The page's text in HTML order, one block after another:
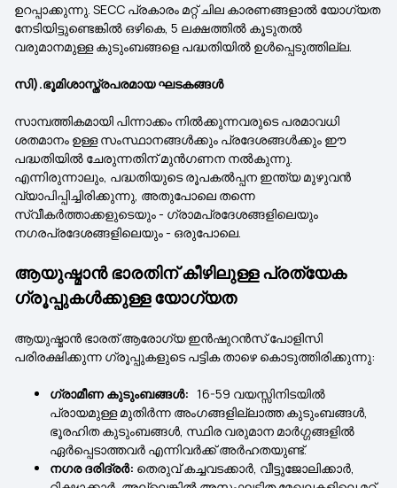
ഉറപ്പാക്കുന്നു. SECC പ്രകാരം മറ്റ് ചില കാരണങ്ങളാൽ യോഗ്യത
നേടിയിട്ടുണ്ടെങ്കിൽ ഒഴികെ, 5 ലക്ഷത്തിൽ കൂടുതൽ
വരുമാനമുള്ള കുടുംബങ്ങളെ പദ്ധതിയിൽ ഉൾപ്പെടുത്തില്ല.
സി).ഭൂമിശാസ്ത്രപരമായ ഘടകങ്ങൾ
സാമ്പത്തികമായി പിന്നാക്കം നിൽക്കുന്നവരുടെ പരമാവധി
ശതമാനം ഉള്ള സംസ്ഥാനങ്ങൾക്കും പ്രദേശങ്ങൾക്കും ഈ
പദ്ധതിയിൽ ചേരുന്നതിന് മുൻഗണന നൽകുന്നു.
എന്നിരുന്നാലും, പദ്ധതിയുടെ രൂപകൽപ്പന ഇന്ത്യ മുഴുവൻ
വ്യാപിപ്പിച്ചിരിക്കുന്നു, അതുപോലെ തന്നെ
സ്വീകർത്താക്കളുടെയും - ഗ്രാമപ്രദേശങ്ങളിലെയും
നഗരപ്രദേശങ്ങളിലെയും - ഒരുപോലെ.
ആയുഷ്മാൻ ഭാരതിന് കീഴിലുള്ള പ്രത്യേക
ഗ്രൂപ്പുകൾക്കുള്ള യോഗ്യത
ആയുഷ്മാൻ ഭാരത് ആരോഗ്യ ഇൻഷുറൻസ് പോളിസി
പരിരക്ഷിക്കുന്ന ഗ്രൂപ്പുകളുടെ പട്ടിക താഴെ കൊടുത്തിരിക്കുന്നു:
ഗ്രാമീണ കുടുംബങ്ങൾ: 16-59 വയസ്സിനിടയിൽ
പ്രായമുള്ള മുതിർന്ന അംഗങ്ങളില്ലാത്ത കുടുംബങ്ങൾ,
ഭൂരഹിത കുടുംബങ്ങൾ, സ്ഥിര വരുമാന മാർഗ്ഗങ്ങളിൽ
ഏർപ്പെടാത്തവർ എന്നിവർക്ക് അർഹതയുണ്ട്.
നഗര ദരിദ്രർ: തെരുവ് കച്ചവടക്കാർ, വീട്ടുജോലിക്കാർ,